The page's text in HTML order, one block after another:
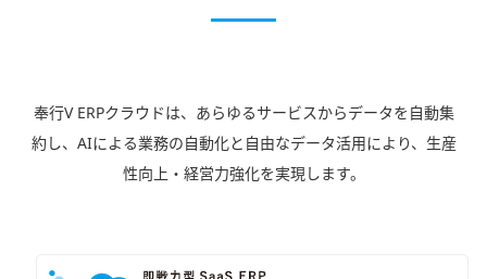
奉行V ERPクラウドは、あらゆるサービスからデータを自動集
約し、AIによる業務の自動化と自由なデータ活用により、生産
性向上・経営力強化を実現します。